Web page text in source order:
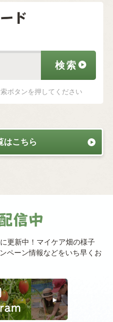
ボタンを押してください
はこちら
更新中！マイケア畑の様子
ペーン情報などをいち早くお